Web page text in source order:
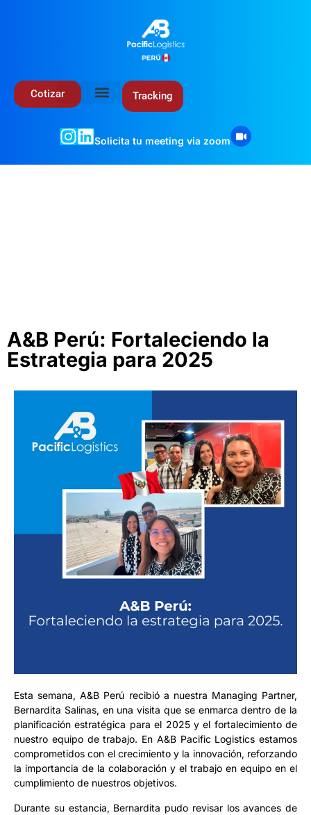
Cotizar Tracking
Solicita tu meeting via zoom
A&B Perú: Fortaleciendo la
Estrategia para 2025
Esta semana, A&B Perú recibió a nuestra Managing Partner,
Bernardita Salinas, en una visita que se enmarca dentro de la
planificación estratégica para el 2025 y el fortalecimiento de
nuestro equipo de trabajo. En A&B Pacific Logistics estamos
comprometidos con el crecimiento y la innovación, reforzando
la importancia de la colaboración y el trabajo en equipo en el
cumplimiento de nuestros objetivos.
Durante su estancia, Bernardita pudo revisar los avances de